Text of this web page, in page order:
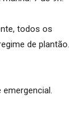
todos os
de plantão.